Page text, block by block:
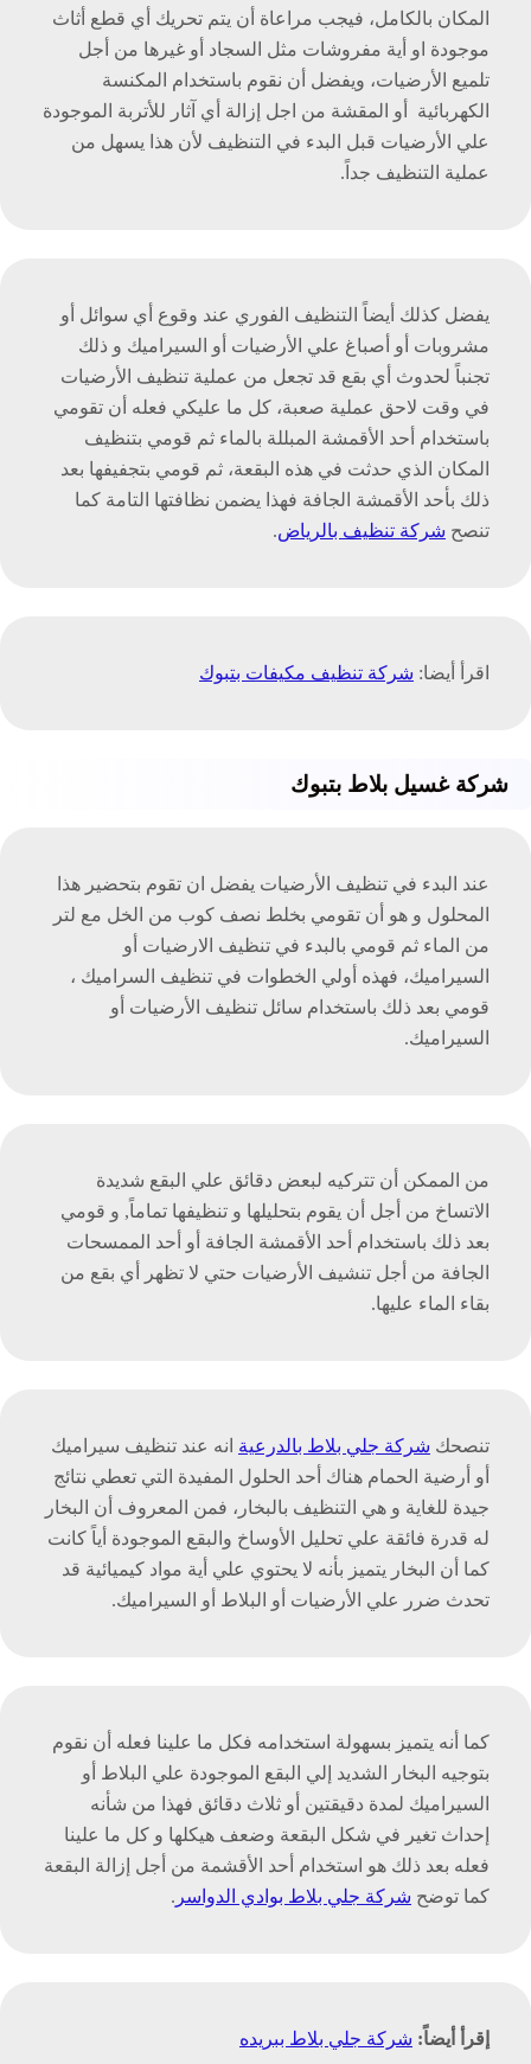
المكان بالكامل، فيجب مراعاة أن يتم تحريك أي قطع أثاث
موجودة او أية مفروشات مثل السجاد أو غيرها من أجل
تلميع الأرضيات، ويفضل أن نقوم باستخدام المكنسة
الكهربائية أو المقشة من اجل إزالة أي آثار للأتربة الموجودة
علي الأرضيات قبل البدء في التنظيف لأن هذا يسهل من
عملية التنظيف جداً.
يفضل كذلك أيضاً التنظيف الفوري عند وقوع أي سوائل أو
مشروبات أو أصباغ علي الأرضيات أو السيراميك و ذلك
تجنباً لحدوث أي بقع قد تجعل من عملية تنظيف الأرضيات
في وقت لاحق عملية صعبة، كل ما عليكي فعله أن تقومي
باستخدام أحد الأقمشة المبللة بالماء ثم قومي بتنظيف
المكان الذي حدثت في هذه البقعة، ثم قومي بتجفيفها بعد
ذلك بأحد الأقمشة الجافة فهذا يضمن نظافتها التامة كما
تنصح شركة تنظيف بالرياض.
اقرأ أيضا: شركة تنظيف مكيفات بتبوك
شركة غسيل بلاط بتبوك
عند البدء في تنظيف الأرضيات يفضل ان تقوم بتحضير هذا
المحلول و هو أن تقومي بخلط نصف كوب من الخل مع لتر
من الماء ثم قومي بالبدء في تنظيف الارضيات أو
السيراميك، فهذه أولي الخطوات في تنظيف السراميك ،
قومي بعد ذلك باستخدام سائل تنظيف الأرضيات أو
السيراميك.
من الممكن أن تتركيه لبعض دقائق علي البقع شديدة
الاتساخ من أجل أن يقوم بتحليلها و تنظيفها تماماً, و قومي
بعد ذلك باستخدام أحد الأقمشة الجافة أو أحد الممسحات
الجافة من أجل تنشيف الأرضيات حتي لا تظهر أي بقع من
بقاء الماء عليها.
تنصحك شركة جلي بلاط بالدرعية انه عند تنظيف سيراميك
أو أرضية الحمام هناك أحد الحلول المفيدة التي تعطي نتائج
جيدة للغاية و هي التنظيف بالبخار، فمن المعروف أن البخار
له قدرة فائقة علي تحليل الأوساخ والبقع الموجودة أياً كانت
كما أن البخار يتميز بأنه لا يحتوي علي أية مواد كيميائية قد
تحدث ضرر علي الأرضيات أو البلاط أو السيراميك.
كما أنه يتميز بسهولة استخدامه فكل ما علينا فعله أن نقوم
بتوجيه البخار الشديد إلي البقع الموجودة علي البلاط أو
السيراميك لمدة دقيقتين أو ثلاث دقائق فهذا من شأنه
إحداث تغير في شكل البقعة وضعف هيكلها و كل ما علينا
فعله بعد ذلك هو استخدام أحد الأقشمة من أجل إزالة البقعة
كما توضح شركة جلي بلاط بوادي الدواسر .
إقرأ أيضاً: شركة جلي بلاط ببريده